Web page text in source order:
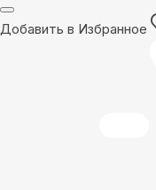
Добавить в Избранное